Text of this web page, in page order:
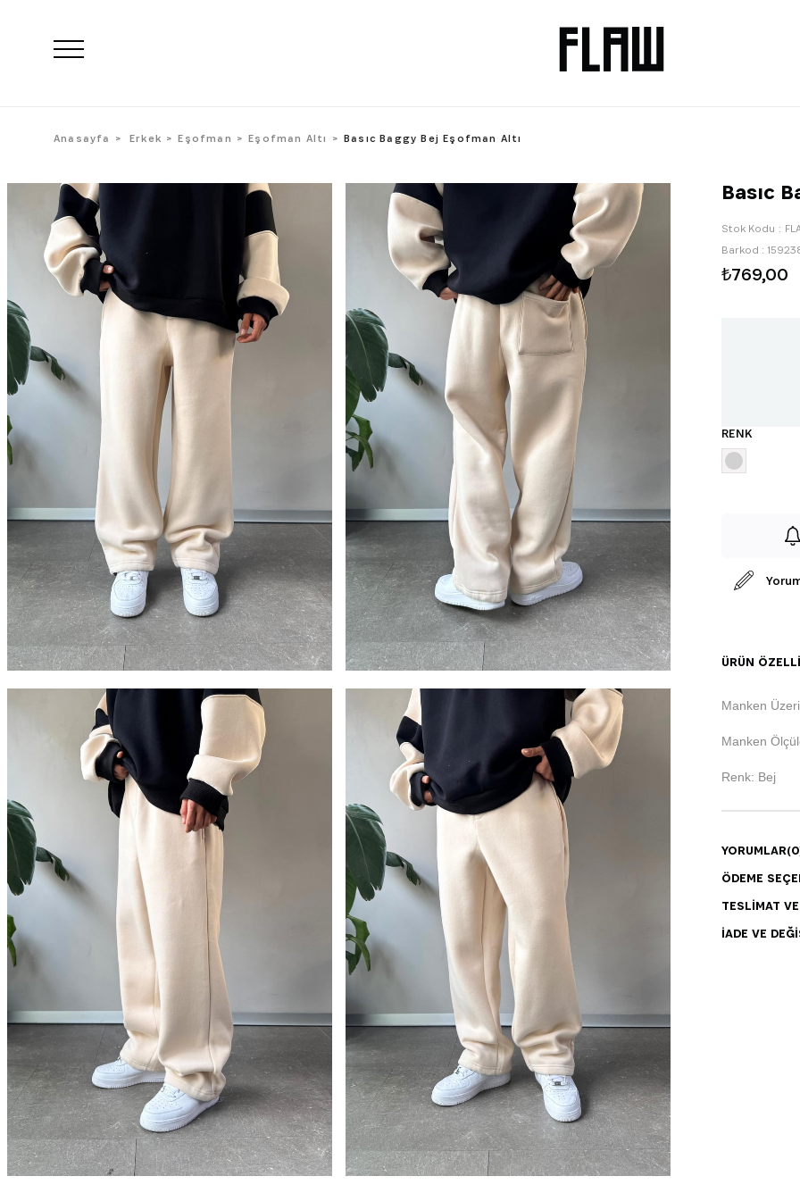
Anasayfa Erkek Eşofman Eşofman Altı Basıc Baggy Bej Eşofman Altı
Basıc
Stok Kodu
Barkod :
₺769,00
RENK
ÜRÜN
Manken
Manken
Renk: Bej
YORUMLAR
ÖDEME
TESLIMAT
İADE VE